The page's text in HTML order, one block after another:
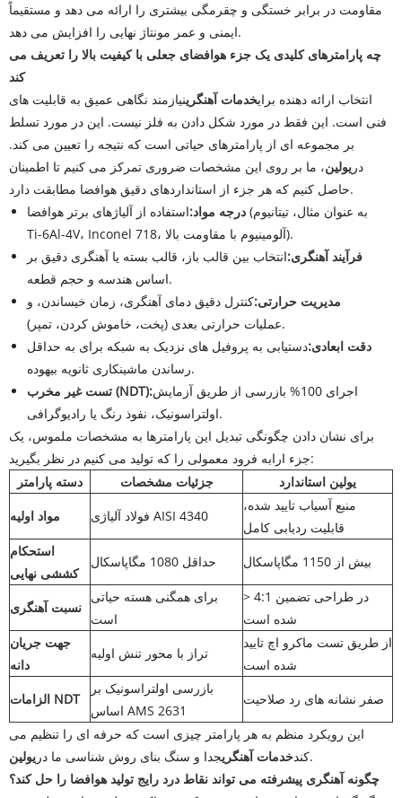
مقاومت در برابر خستگی و چقرمگی بیشتری را ارائه می دهد و مستقیماً
ایمنی و عمر مونتاژ نهایی را افزایش می دهد.
چه پارامترهای کلیدی یک جزء هوافضای جعلی با کیفیت بالا را تعریف می
کند
انتخاب ارائه دهنده برایخدمات آهنگرینیازمند نگاهی عمیق به قابلیت های
فنی است. این فقط در مورد شکل دادن به فلز نیست. این در مورد تسلط
بر مجموعه ای از پارامترهای حیاتی است که نتیجه را تعیین می کند.
در یولین، ما بر روی این مشخصات ضروری تمرکز می کنیم تا اطمینان
حاصل کنیم که هر جزء از استانداردهای دقیق هوافضا مطابقت دارد.
درجه مواد:استفاده از آلیاژهای برتر هوافضا (به عنوان مثال، تیتانیوم
Ti-6Al-4V، Inconel 718، آلومینیوم با مقاومت بالا).
فرآیند آهنگری:انتخاب بین قالب باز، قالب بسته یا آهنگری دقیق بر
اساس هندسه و حجم قطعه.
مدیریت حرارتی:کنترل دقیق دمای آهنگری، زمان خیساندن، و
عملیات حرارتی بعدی (پخت، خاموش کردن، تمپر).
دقت ابعادی:دستیابی به پروفیل های نزدیک به شبکه برای به حداقل
رساندن ماشینکاری ثانویه بیهوده.
تست غیر مخرب (NDT):اجرای 100% بازرسی از طریق آزمایش
اولتراسونیک، نفوذ رنگ یا رادیوگرافی.
برای نشان دادن چگونگی تبدیل این پارامترها به مشخصات ملموس، یک
جزء ارابه فرود معمولی را که تولید می کنیم در نظر بگیرید:
دسته پارامتر
جزئیات مشخصات
یولین استاندارد
مواد اولیه
فولاد آلیاژی AISI 4340
منبع آسیاب تایید شده،
قابلیت ردیابی کامل
استحکام
کششی نهایی
حداقل 1080 مگاپاسکال بیش از 1150 مگاپاسکال
نسبت آهنگری
برای همگنی هسته حیاتی
است
> 4:1 در طراحی تضمین
شده است
جهت جریان
دانه
تراز با محور تنش اولیه
از طریق تست ماکرو اچ تایید
شده است
الزامات NDT
بازرسی اولتراسونیک بر
اساس AMS 2631
صفر نشانه های رد صلاحیت
این رویکرد منظم به هر پارامتر چیزی است که حرفه ای را تنظیم می
کندخدمات آهنگریجدا و سنگ بنای روش شناسی ما در یولین
.
چگونه آهنگری پیشرفته می تواند نقاط درد رایج تولید هوافضا را حل کند؟